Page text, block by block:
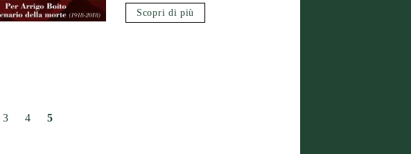
Scopri di più
3 4 5